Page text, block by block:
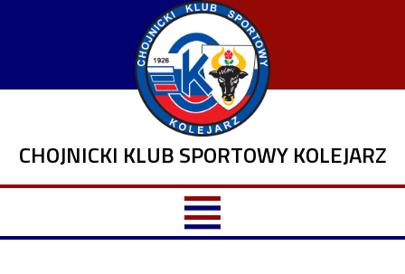
CHOJNICKI KLUB SPORTOWY KOLEJARZ